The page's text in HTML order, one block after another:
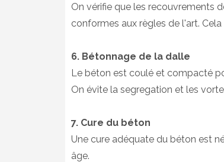
On vérifie que les recouvrements
conformes aux règles de l'art.
6. Bétonnage de la dalle
Le béton est coulé et compacté
On évite la segregation et les
7. Cure du béton
Une cure adéquate du béton est
âge.